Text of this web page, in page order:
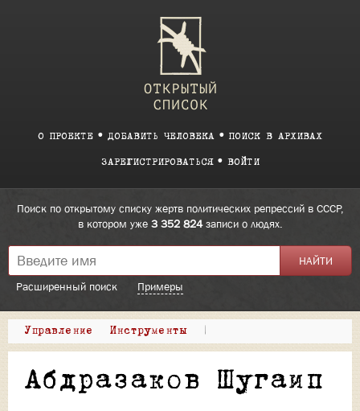
О ПРОЕКТЕ ДОБАВИТЬ ЧЕЛОВЕКА ПОИСК В АРХИВАХ
ЗАРЕГИСТРИРОВАТЬСЯ ВОЙТИ
Поиск по открытому списку жертв политических репрессий в СССР,
в котором уже 3 352 824записи о людях.
Расширенный поиск Примеры
Управление Инструменты |
Абдразаков Шугаип